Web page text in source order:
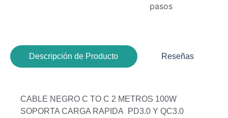
pasos
Descripción de Producto Reseñas
CABLE NEGRO C TO C 2 METROS 100W
SOPORTA CARGA RAPIDA PD3.0 Y QC3.0